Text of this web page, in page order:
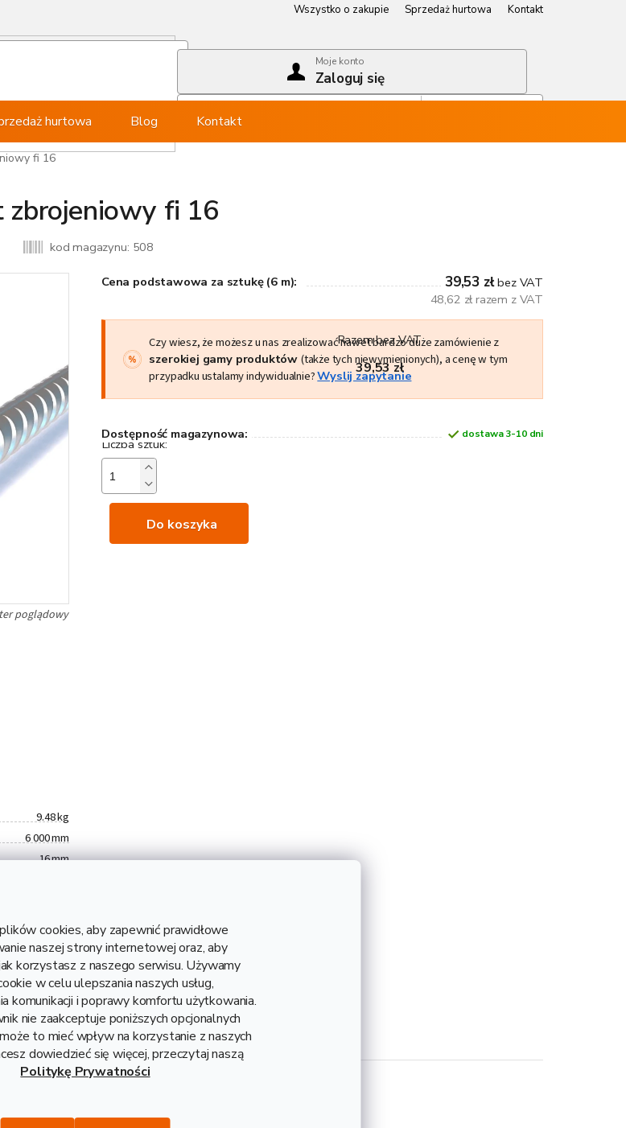
cookies, aby zapewnić prawidłowe
naszej strony internetowej oraz, aby
korzystasz z naszego serwisu. Używamy
w celu ulepszania naszych usług,
komunikacji i poprawy komfortu użytkowania.
nie zaakceptuje poniższych opcjonalnych
to mieć wpływ na korzystanie z naszych
dowiedzieć się więcej, przeczytaj naszą
Politykę Prywatności
Wszystko o zakupie Sprzedaż hurtowa
Kontakt
Moje konto
Zaloguj się
hurtowa Blog Kontakt
fi 16
zbrojeniowy fi 16
kod magazynu: 508
Cena podstawowa za sztukę (6 m): 39,53 złbez VAT
48,62 zł razem z VAT
Czy wiesz, że możesz u nas zrealizować nawet bardzo duże zamówienie z
szerokiej gamy produktów (także tych niewymienionych), a cenę w tym
przypadku ustalamy indywidualnie?Wyslij zapytanie
Dostępność magazynowa: dostawa 3-10 dni
Do koszyka
Razem bez VAT
39,53 zł
9.48 kg
6 000 mm
16 mm
B500B
zł bez VAT
Stal
16, Pręt
fi 16